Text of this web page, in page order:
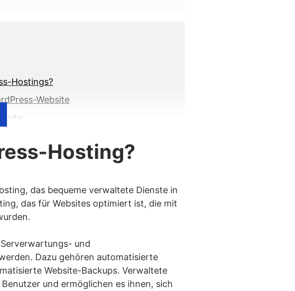
Hostings?
Website
Entwicklungsumgebung
Hostings?
Website ein
auf das WordPress CMS
ist der Unterschied?
Hosting?
das bequeme verwaltete Dienste in
das für Websites optimiert ist, die mit
und
Dazu gehören automatisierte
Website-Backups. Verwaltete
und ermöglichen es ihnen, sich